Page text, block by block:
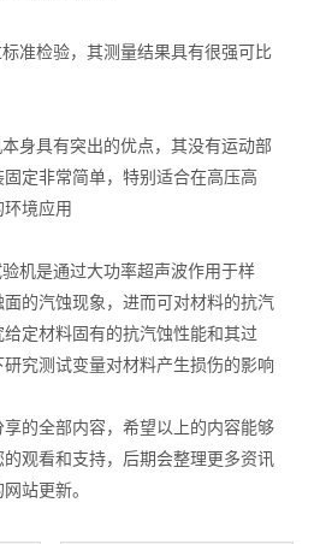
检验，其测量结果具有很强可比
具有突出的优点，其没有运动部
定非常简单，特别适合在高压高
境应用
是通过大功率超声波作用于样
的汽蚀现象，进而可对材料的抗汽
定材料固有的抗汽蚀性能和其过
究测试变量对材料产生损伤的影响
的全部内容，希望以上的内容能够
观看和支持，后期会整理更多资讯
站更新。